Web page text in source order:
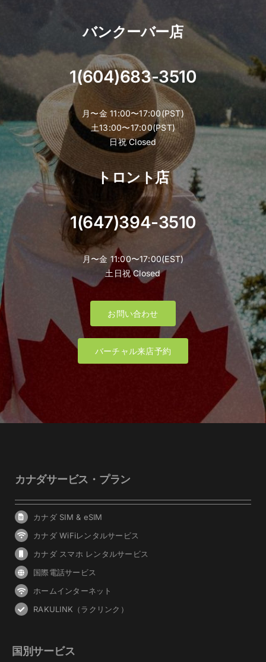
バンクーバー店
1(604)683-3510
月〜金 11:00〜17:00(PST)
土13:00〜17:00(PST)
日祝 Closed
トロント店
1(647)394-3510
月〜金 11:00〜17:00(EST)
土日祝 Closed
お問い合わせ
バーチャル来店予約
カナダサービス・プラン
カナダ SIM & eSIM
カナダ WiFiレンタルサービス
カナダ スマホ レンタルサービス
国際電話サービス
ホームインターネット
RAKULINK（ラクリンク）
国別サービス